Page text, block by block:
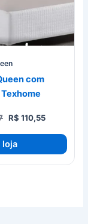
com
O
era:
R$ 110,55O
atual
R$ 110,55.
loja